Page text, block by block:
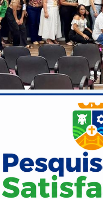
22 e 25 de setembro, o
que atuam na atenção
relacionadas à
a qualidade e a
como o calendário vacinal,
falarem do papel do